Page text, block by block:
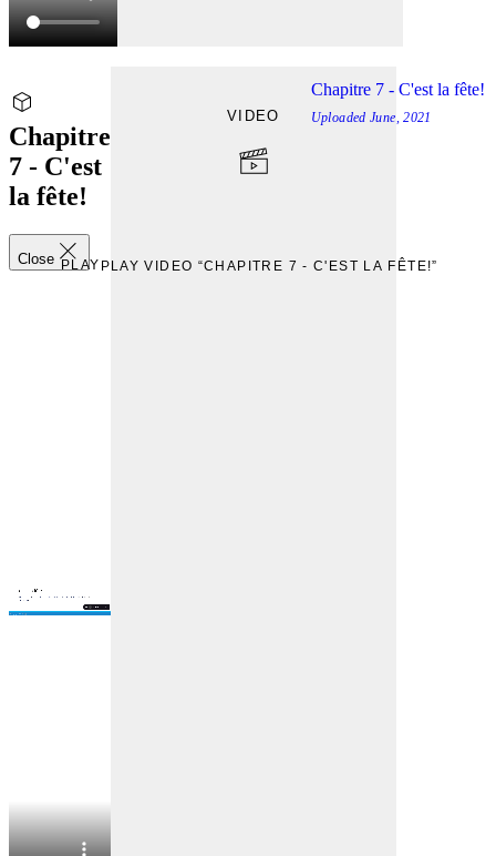
Chapitre
7 - C'est
la fête!
Close
VIDEO
PLAY PLAY VIDEO “CHAPITRE 7 - C'EST LA FÊTE!”
Chapitre 7 - C'est la fête!
UploadedJune, 2021